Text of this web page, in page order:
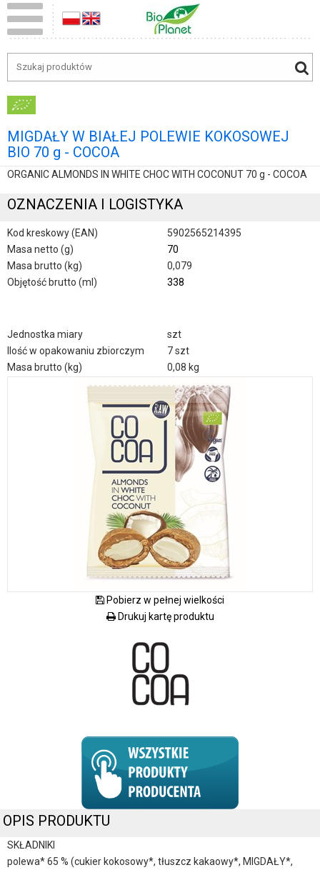
MIGDAŁY W BIAŁEJ POLEWIE KOKOSOWEJ
BIO 70 g - COCOA
ORGANIC ALMONDS IN WHITE CHOC WITH COCONUT 70 g - COCOA
OZNACZENIA I LOGISTYKA
Kod kreskowy (EAN)
5902565214395
Masa netto (g)
70
Masa brutto (kg)
0,079
Objętość brutto (ml)
338
Jednostka miary
szt
Ilość w opakowaniu zbiorczym
7 szt
Masa brutto (kg)
0,08 kg
Pobierz w pełnej wielkości
Drukuj kartę produktu
OPIS PRODUKTU
SKŁADNIKI
polewa* 65 % (cukier kokosowy*, tłuszcz kakaowy*, MIGDAŁY*,